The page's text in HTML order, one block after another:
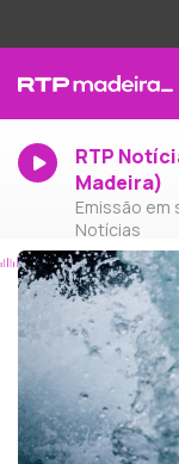
RTP
Madeira)
Emissão em
Notícias